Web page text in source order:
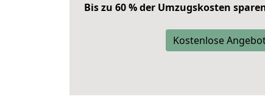
Bis zu 60 % der Umzugskosten
Kostenlose